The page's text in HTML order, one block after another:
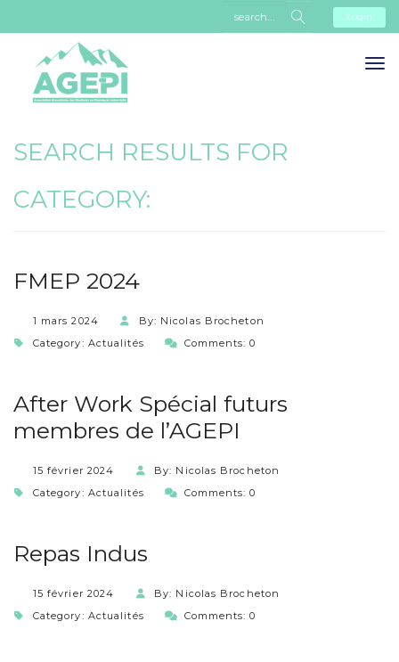
Login
SEARCH RESULTS FOR
CATEGORY:
FMEP 2024
1 mars 2024
By: Nicolas Brocheton
Category: Actualités Comments: 0
After Work Spécial futurs
membres de l’AGEPI
15 février 2024
By: Nicolas Brocheton
Category: Actualités Comments: 0
Repas Indus
15 février 2024
By: Nicolas Brocheton
Category: Actualités Comments: 0